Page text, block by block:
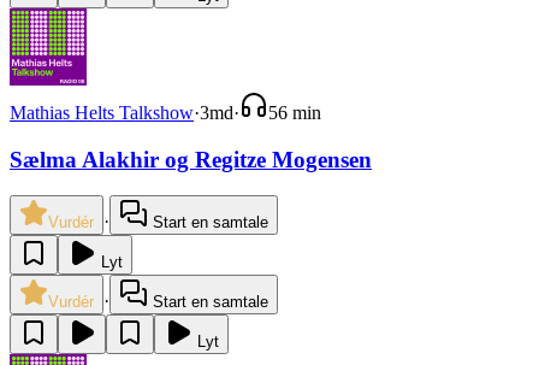
Mathias Helts Talkshow·3md· 56 min
Sælma Alakhir og Regitze Mogensen
Vurdér · Start en samtale
Lyt
Vurdér · Start en samtale
Lyt